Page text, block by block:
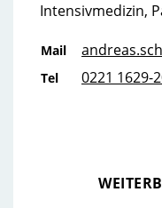
Intensivmedizin,
Mail
Tel 0221 1629-